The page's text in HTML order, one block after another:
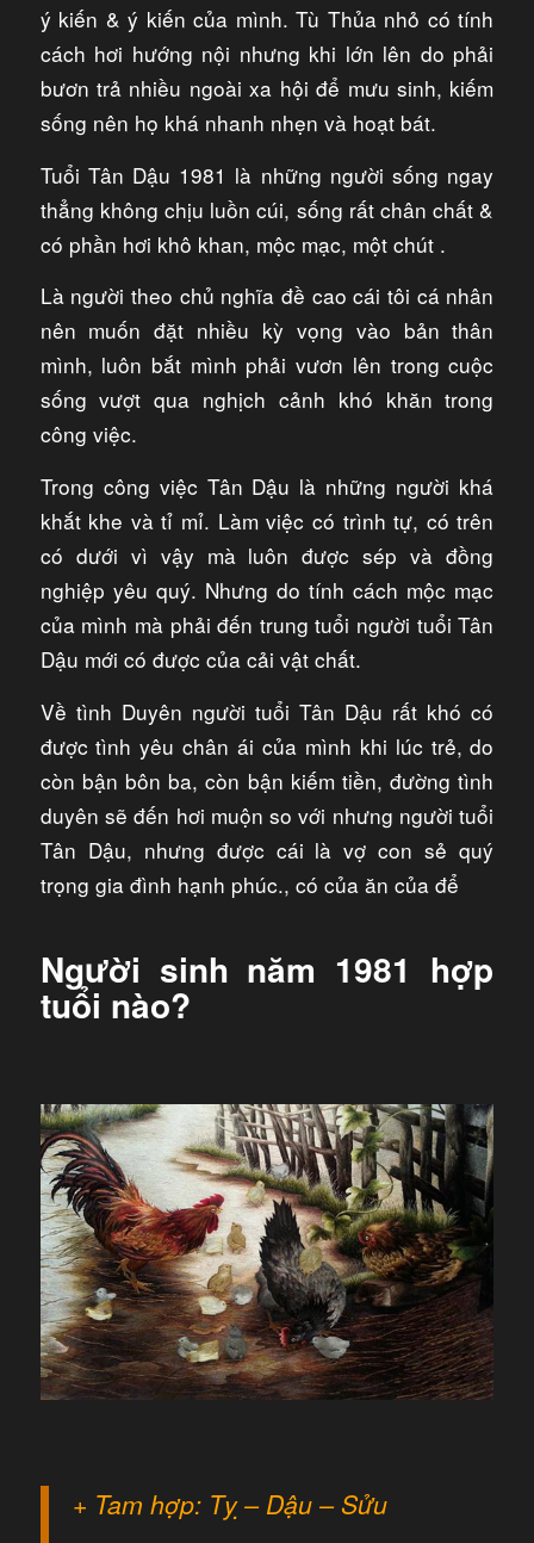
ý kiến & ý kiến của mình. Tù Thủa nhỏ có tính
cách hơi hướng nội nhưng khi lớn lên do phải
bươn trả nhiều ngoài xa hội để mưu sinh, kiếm
sống nên họ khá nhanh nhẹn và hoạt bát.
Tuổi Tân Dậu 1981 là những người sống ngay
thẳng không chịu luồn cúi, sống rất chân chất &
có phần hơi khô khan, mộc mạc, một chút .
Là người theo chủ nghĩa đề cao cái tôi cá nhân
nên muốn đặt nhiều kỳ vọng vào bản thân
mình, luôn bắt mình phải vươn lên trong cuộc
sống vượt qua nghịch cảnh khó khăn trong
công việc.
Trong công việc Tân Dậu là những người khá
khắt khe và tỉ mỉ. Làm việc có trình tự, có trên
có dưới vì vậy mà luôn được sép và đồng
nghiệp yêu quý. Nhưng do tính cách mộc mạc
của mình mà phải đến trung tuổi người tuổi Tân
Dậu mới có được của cải vật chất.
Về tình Duyên người tuổi Tân Dậu rất khó có
được tình yêu chân ái của mình khi lúc trẻ, do
còn bận bôn ba, còn bận kiếm tiền, đường tình
duyên sẽ đến hơi muộn so với nhưng người tuổi
Tân Dậu, nhưng được cái là vợ con sẻ quý
trọng gia đình hạnh phúc., có của ăn của để
Người sinh năm 1981 hợp
tuổi nào?
+ Tam hợp: Tỵ – Dậu – Sửu